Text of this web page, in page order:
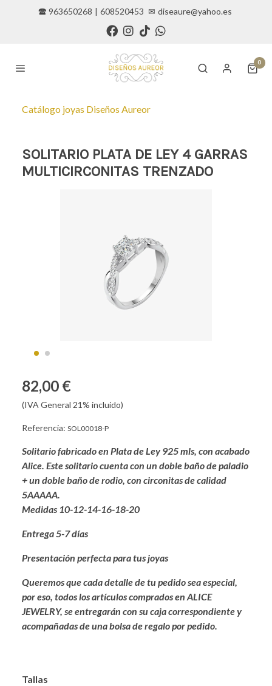
🕿 963650268 | 608520453 ✉ diseaure@yahoo.es
0
Catálogo joyas Diseños Aureor
SOLITARIO PLATA DE LEY 4 GARRAS
MULTICIRCONITAS TRENZADO
82,00 €
(IVA General 21% incluido)
Referencia: SOL00018-P
Solitario fabricado en Plata de Ley 925 mls, con acabado
Alice. Este solitario cuenta con un doble baño de paladio
+ un doble baño de rodio, con circonitas de calidad
5AAAAA.
Medidas 10-12-14-16-18-20
Entrega 5-7 días
Presentación perfecta para tus joyas
Queremos que cada detalle de tu pedido sea especial,
por eso, todos los artículos comprados en ALICE
JEWELRY, se entregarán con su caja correspondiente y
acompañadas de una bolsa de regalo por pedido.
Tallas